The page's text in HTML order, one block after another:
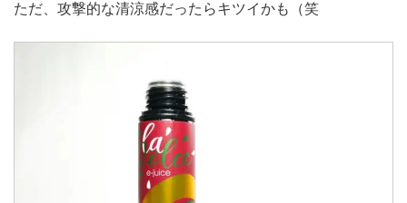
ただ、攻撃的な清涼感だったらキツイかも（笑